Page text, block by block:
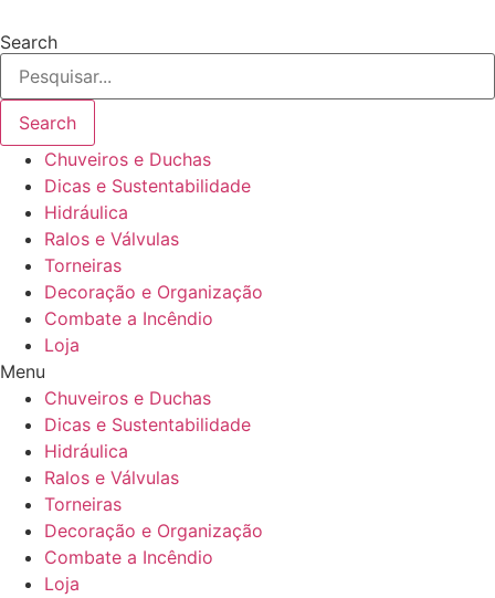
para
conteúdo
Search
Search
Chuveiros e Duchas
Dicas e Sustentabilidade
Hidráulica
Ralos e Válvulas
Torneiras
Decoração e Organização
Combate a Incêndio
Loja
Menu
Chuveiros e Duchas
Dicas e Sustentabilidade
Hidráulica
Ralos e Válvulas
Torneiras
Decoração e Organização
Combate a Incêndio
Loja